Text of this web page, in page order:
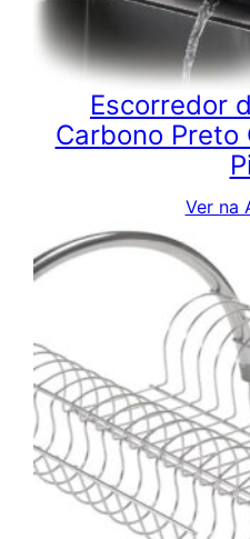
Escorredor
Carbono Preto
Ver na